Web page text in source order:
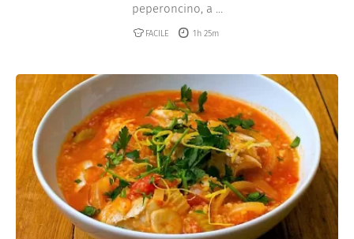
peperoncino, a ...
FACILE 1h 25m